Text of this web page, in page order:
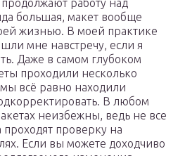
работу над
большая, макет вообще
жизнью. В моей практике
мне навстречу, если я
Даже в самом глубоком
проходили несколько
мы всё равно находили
В любом
неизбежны, ведь не все
проверку на
Если вы можете доходчиво